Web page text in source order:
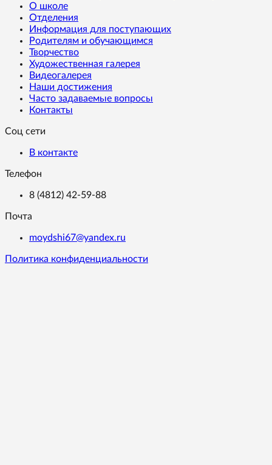
О школе
Отделения
Информация для поступающих
Родителям и обучающимся
Творчество
Художественная галерея
Видеогалерея
Наши достижения
Часто задаваемые вопросы
Контакты
Соц сети
В контакте
Телефон
8 (4812) 42-59-88
Почта
moydshi67@yandex.ru
Политика конфиденциальности